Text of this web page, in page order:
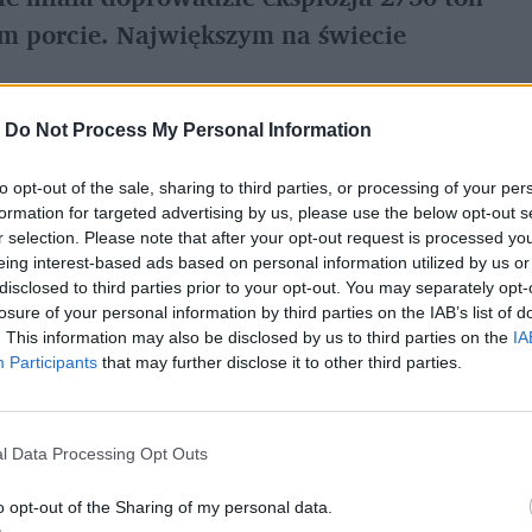
Do Not Process My Personal Information
opt-out of the sale, sharing to third parties, or processing of your
for targeted advertising by us, please use the below opt-out
selection. Please note that after your opt-out request is processed
interest-based ads based on personal information utilized by us
to third parties prior to your opt-out. You may separately
of your personal information by third parties on the IAB’s list of
This information may also be disclosed by us to third parties on the
Participants that may further disclose it to other third parties.
Data Processing Opt Outs
opt-out of the Sharing of my personal data.
porcie. Największym na świecie
od lat służy przede wszystkim do
dobry nawóz sztuczny (można ją nawet
w postaci granulowanej. Podczas
i wodę. Choć sama nie ulega spalaniu, to
płonąć inne materiały.